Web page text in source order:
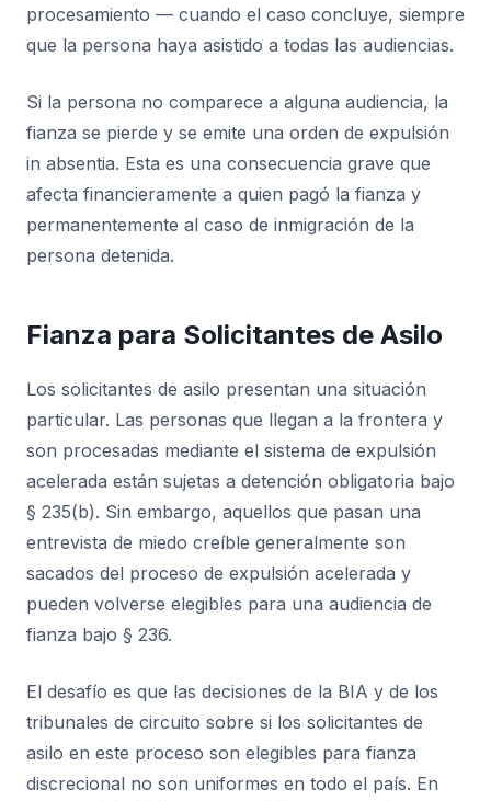
procesamiento — cuando el caso concluye, siempre
que la persona haya asistido a todas las audiencias.
Si la persona no comparece a alguna audiencia, la
fianza se pierde y se emite una orden de expulsión
in absentia. Esta es una consecuencia grave que
afecta financieramente a quien pagó la fianza y
permanentemente al caso de inmigración de la
persona detenida.
Fianza para Solicitantes de Asilo
Los solicitantes de asilo presentan una situación
particular. Las personas que llegan a la frontera y
son procesadas mediante el sistema de expulsión
acelerada están sujetas a detención obligatoria bajo
§ 235(b). Sin embargo, aquellos que pasan una
entrevista de miedo creíble generalmente son
sacados del proceso de expulsión acelerada y
pueden volverse elegibles para una audiencia de
fianza bajo § 236.
El desafío es que las decisiones de la BIA y de los
tribunales de circuito sobre si los solicitantes de
asilo en este proceso son elegibles para fianza
discrecional no son uniformes en todo el país. En